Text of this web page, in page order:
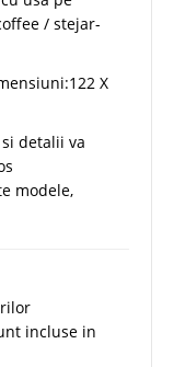
/ stejar-
X
detalii va
modele,
incluse in